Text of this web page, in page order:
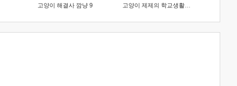
고양이 해결사 깜냥 9 고양이 제제의 학교생활 1 : 초등학생이 이렇게 힘들 줄이야